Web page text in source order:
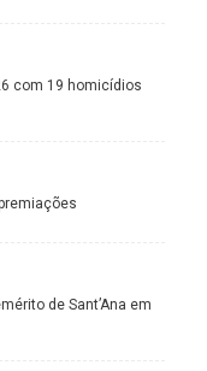
com 19 homicídios
de Sant’Ana em